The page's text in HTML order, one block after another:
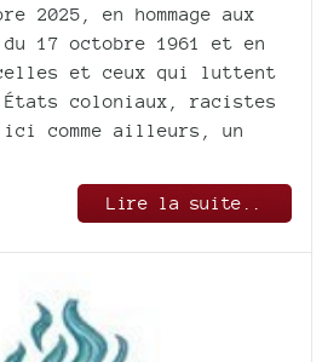
2025, en hommage aux
17 octobre 1961 et en
et ceux qui luttent
coloniaux, racistes
comme ailleurs, un
Lire la suite..